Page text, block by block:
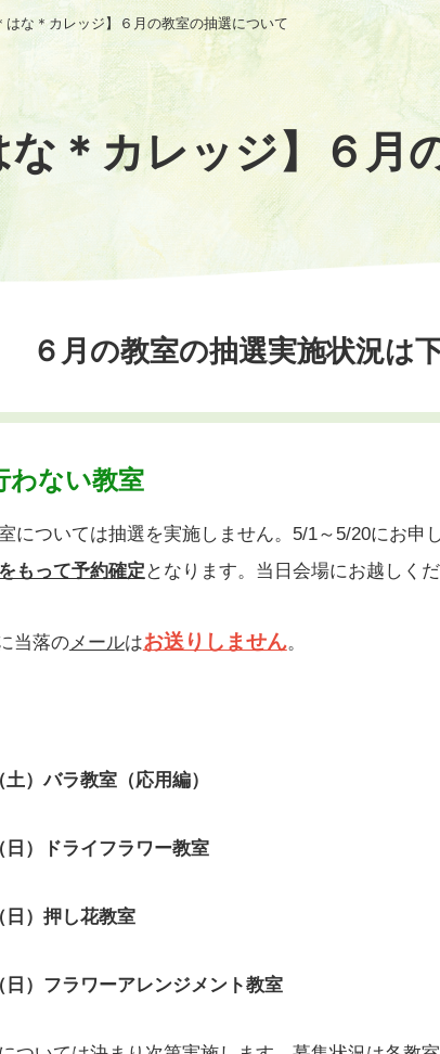
はな＊カレッジ】６月の教室の抽選について
な＊カレッジ】６月
６月の教室の抽選実施状況は
わない教室
については抽選を実施しません。5/1～5/20にお申
もって予約確定 となります。当日会場にお越しくだ
当落のメールはお送りしません。
）バラ教室（応用編）
日）ドライフラワー教室
日）押し花教室
日）フラワーアレンジメント教室